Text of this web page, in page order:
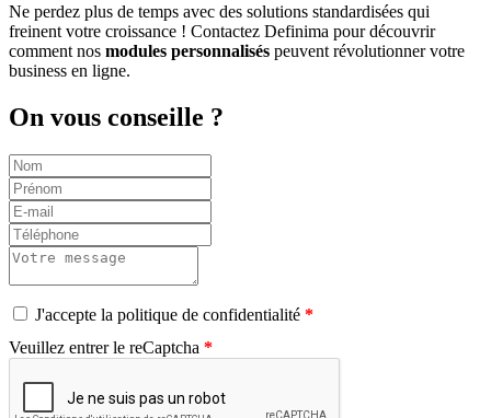
Ne perdez plus de temps avec des solutions standardisées qui
freinent votre croissance ! Contactez Definima pour découvrir
comment nos modules personnalisés peuvent révolutionner votre
business en ligne.
On vous conseille ?
J'accepte la politique de confidentialité
Veuillez entrer le reCaptcha